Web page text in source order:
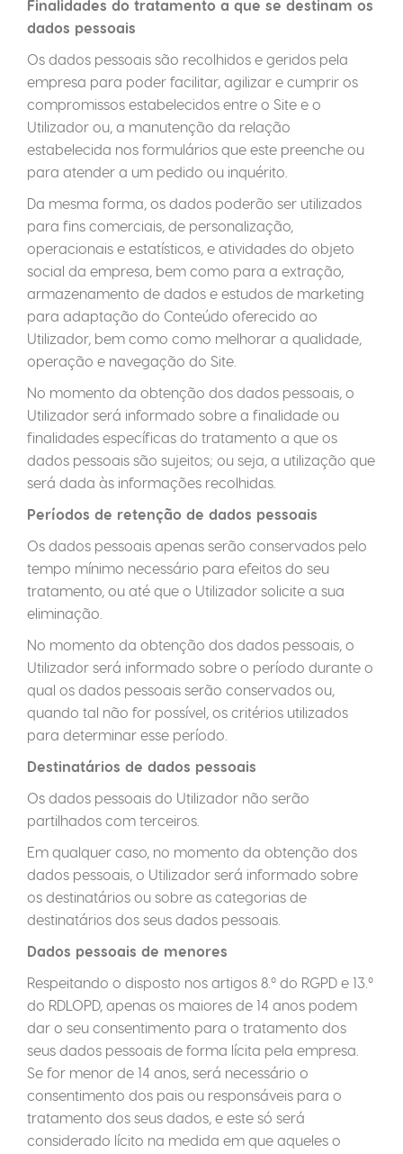
Finalidades do tratamento a que se destinam os
dados pessoais
Os dados pessoais são recolhidos e geridos pela
empresa para poder facilitar, agilizar e cumprir os
compromissos estabelecidos entre o Site e o
Utilizador ou, a manutenção da relação
estabelecida nos formulários que este preenche ou
para atender a um pedido ou inquérito.
Da mesma forma, os dados poderão ser utilizados
para fins comerciais, de personalização,
operacionais e estatísticos, e atividades do objeto
social da empresa, bem como para a extração,
armazenamento de dados e estudos de marketing
para adaptação do Conteúdo oferecido ao
Utilizador, bem como como melhorar a qualidade,
operação e navegação do Site.
No momento da obtenção dos dados pessoais, o
Utilizador será informado sobre a finalidade ou
finalidades específicas do tratamento a que os
dados pessoais são sujeitos; ou seja, a utilização que
será dada às informações recolhidas.
Períodos de retenção de dados pessoais
Os dados pessoais apenas serão conservados pelo
tempo mínimo necessário para efeitos do seu
tratamento, ou até que o Utilizador solicite a sua
eliminação.
No momento da obtenção dos dados pessoais, o
Utilizador será informado sobre o período durante o
qual os dados pessoais serão conservados ou,
quando tal não for possível, os critérios utilizados
para determinar esse período.
Destinatários de dados pessoais
Os dados pessoais do Utilizador não serão
partilhados com terceiros.
Em qualquer caso, no momento da obtenção dos
dados pessoais, o Utilizador será informado sobre
os destinatários ou sobre as categorias de
destinatários dos seus dados pessoais.
Dados pessoais de menores
Respeitando o disposto nos artigos 8.º do RGPD e 13.º
do RDLOPD, apenas os maiores de 14 anos podem
dar o seu consentimento para o tratamento dos
seus dados pessoais de forma lícita pela empresa.
Se for menor de 14 anos, será necessário o
consentimento dos pais ou responsáveis para o
tratamento dos seus dados, e este só será
considerado lícito na medida em que aqueles o